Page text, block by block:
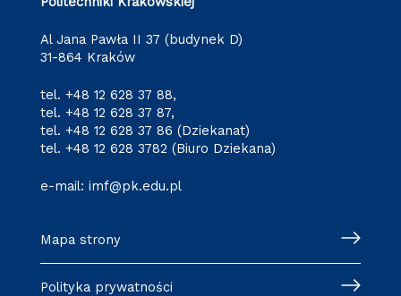
Al Jana Pawła II 37 (budynek D)
31-864 Kraków
tel. +48 12 628 37 88,
tel. +48 12 628 37 87,
tel. +48 12 628 37 86 (Dziekanat)
tel. +48 12 628 3782 (Biuro Dziekana)
e-mail: imf@pk.edu.pl
Mapa strony
Polityka prywatności